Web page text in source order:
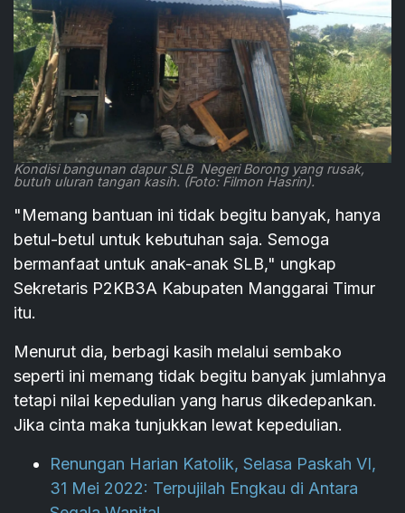
Kondisi bangunan dapur SLB Negeri Borong yang rusak,
butuh uluran tangan kasih. (Foto: Filmon Hasrin).
"Memang bantuan ini tidak begitu banyak, hanya
betul-betul untuk kebutuhan saja. Semoga
bermanfaat untuk anak-anak SLB," ungkap
Sekretaris P2KB3A Kabupaten Manggarai Timur
itu.
Menurut dia, berbagi kasih melalui sembako
seperti ini memang tidak begitu banyak jumlahnya
tetapi nilai kepedulian yang harus dikedepankan.
Jika cinta maka tunjukkan lewat kepedulian.
Renungan Harian Katolik, Selasa Paskah VI,
31 Mei 2022: Terpujilah Engkau di Antara